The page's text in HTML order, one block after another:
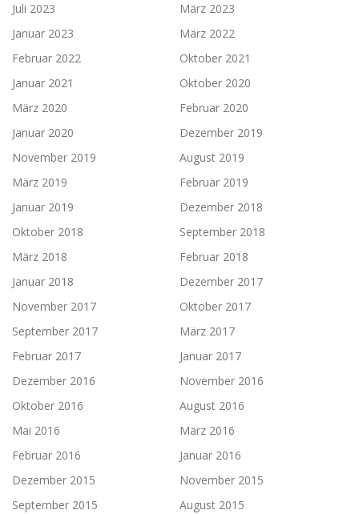
Juli 2023
März 2023
Januar 2023
März 2022
Februar 2022
Oktober 2021
Januar 2021
Oktober 2020
März 2020
Februar 2020
Januar 2020
Dezember 2019
November 2019
August 2019
März 2019
Februar 2019
Januar 2019
Dezember 2018
Oktober 2018
September 2018
März 2018
Februar 2018
Januar 2018
Dezember 2017
November 2017
Oktober 2017
September 2017
März 2017
Februar 2017
Januar 2017
Dezember 2016
November 2016
Oktober 2016
August 2016
Mai 2016
März 2016
Februar 2016
Januar 2016
Dezember 2015
November 2015
September 2015
August 2015